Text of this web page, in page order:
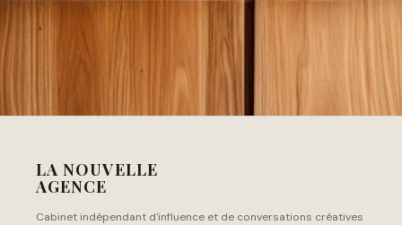
LA NOUVELLE
AGENCE
Cabinet indépendant d'influence et de conversations créatives